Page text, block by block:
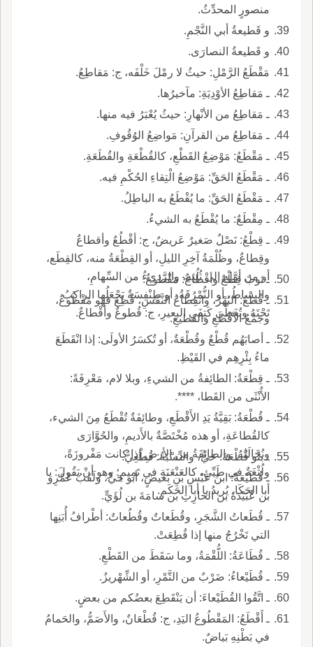
منصورٍ المحدِّثُ.
و قَطيعةُ أبي النَّجْمِ.
و قَطيعةُ النصارَى.
مَقْطَعُ الرَّمْلِ: حيثُ لا رمْلَ خَلْفَه، ج: مَقاطِعُ.
ـ مَقاطِعُ الأوْدِيَةِ: مآخيرُها.
ـ مَقاطِعُ من الأنْهارِ: حيثُ يُعْبَرُ فيه منها.
ـ مَقاطِعُ من القرآنِ: مَواضِعُ الوُقُوفِ.
ـ مَقْطَعُ: مَوْضِعُ القَطْعِ، كالقُطْعَةِ والقُطَعَةِ.
ـ مَقْطَعُ الحَقِّ: مَوْضِعُ الْتِقاءِ الحُكْمِ فيه.
ـ مَقْطَعُ الحَقِّ: ما يُقْطَعُ به الباطِلُ.
ـ مِقْطَعٌ: ما يُقْطَعُ به الشيءُ.
ـ قِطْعُ: نَصْلٌ صَغيرٌ عَريضٌ، ج: أقْطُعٌ وأقطاعٌ
وقِطاعٌ، وظُلْمَةُ آخِرِ الليلِ، أو القِطْعَةُ منه، كالقِطَع،
أو من أوَّلِهِ إلى ثُلُثِهِ، والرَّديءُ من السِّهامِ،
والبِساطُ، أو النُّمْرُقَةُ، أو طِنْفِسَةٌ يَجْعَلُها الراكِبُ
تَحْتَهُ وتُغَطِّي كَتِفَيِ البعيرِ، ج: قُطوعٌ وأقْطاعٌ.
ـ ثوبٌ قِطْعٌ وأقْطاعٌ: مَقْطوعٌ.
ـ قُطْعُ: البُهْرُ، وانقِطاعُ النَّفَسِ، قُطِعَ فهو مَقْطُوعٌ،
وجَمْعُ الأقْطَعِ والقَطيعِ.
ـ أصابَهُم قُطْعٌ وقُطْعَةٌ، أو تُكسَرُ الأولَى: إذا انْقَطَعَ
ماءُ بِئْرِهِم في القَيْظِ.
ـ قِطْعَةُ: الطائِفةُ من الشيءِ، وبلا لام، مَعْرِفَةً:
الأُنْثَى من القَطا، ****.
ـ قُطْعَةُ: بَقِيَّةُ يَدِ الأَقْطَعِ، وطائِفَةٌ تُقْطَعُ مِنَ الشيء،
كالقُطاعَةِ، أو هذه مُخْتَصَّةٌ بالأَديمِ، والحُوَّارَى
ونُخَالَتُهُ، والطائِفَةُ من الأرضِ إذا كانت مَفْروزَةً،
ولُثْغَةٌ في طَيِّئٍ، كالعَنْعَنَةِ في تَمِيمٍ؛ وهو أنْ يَقُولَ: يا
أبا الحَكَا، يُريدُ يا أبا الحَكَمِ.
ـ بنُو قُطْعَةَ: حَيٌّ، والنِّسْبَةُ: قُطْعِيٌّ.
ـ قُطَيْعَةٌ: ابنُ عَبْسِ بنِ بَغيضٍ، أبو حَيٍّ، ولَقَبُ عَمْرِو
بن عُبَيْدَةَ بن الحارِثِ بن سامَةَ بن لُؤَيٍّ.
ـ قُطَعاتُ الشَّجَرِ، وقُطَعاتٌ وقُطُعاتٌ: أطْرافُ أُبَنِها
التي تَخْرُجُ منها إذا قُطِعَتْ.
ـ قُطَاعَةُ: اللُّقْمَةُ، وما سَقَطَ من القَطْعِ.
ـ قُطَيْعاءُ: ضَرْبٌ من التَّمْرِ، أو الشِّهْريزُ.
ـ اتَّقُوا القُطَيْعاءَ: أن يَنْقَطِعَ بعضُكم من بعضٍ.
ـ أَقْطَعُ: المَقْطُوعُ اليَدِ، ج: قُطْعَانٌ، والأَصَمُّ، والحَمامُ
في بَطْنِهِ بَياضٌ.